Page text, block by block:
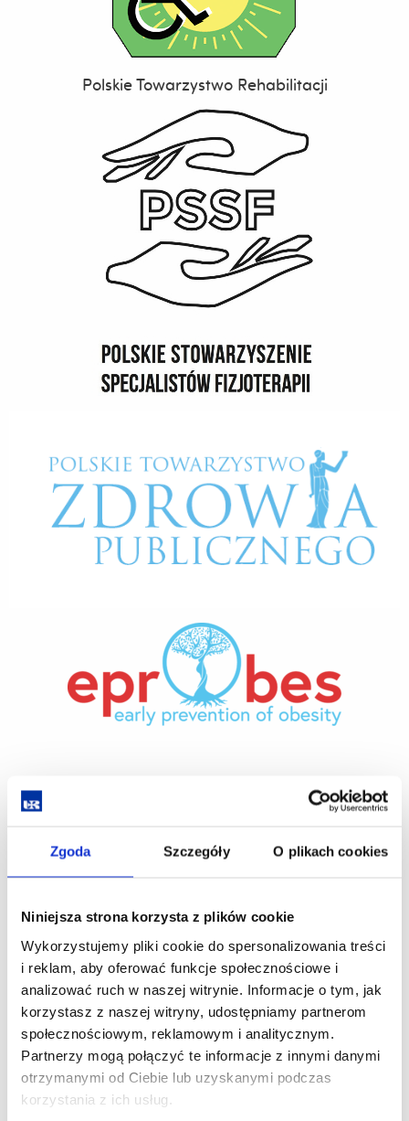
Zgoda Szczegóły O plikach cookies
Niniejsza strona korzysta z plików cookie
Wykorzystujemy pliki cookie do spersonalizowania treści
i reklam, aby oferować funkcje społecznościowe i
analizować ruch w naszej witrynie. Informacje o tym, jak
korzystasz z naszej witryny, udostępniamy partnerom
społecznościowym, reklamowym i analitycznym.
Partnerzy mogą połączyć te informacje z innymi danymi
otrzymanymi od Ciebie lub uzyskanymi podczas
korzystania z ich usług.
Polskie Towarzystwo Rehabilitacji
Organizatorzy